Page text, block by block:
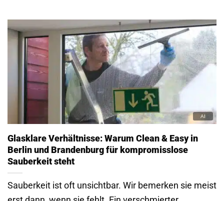
Glasklare Verhältnisse: Warum Clean & Easy in
Berlin und Brandenburg für kompromisslose
Sauberkeit steht
Sauberkeit ist oft unsichtbar. Wir bemerken sie meist